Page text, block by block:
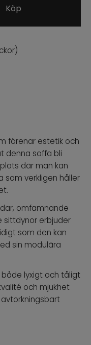
Köp
förenar estetik och
denna soffa bli
där man kan
som verkligen håller
omfamnande
erbjuder
som den kan
sin modulära
lyxigt och tåligt
och mjukhet